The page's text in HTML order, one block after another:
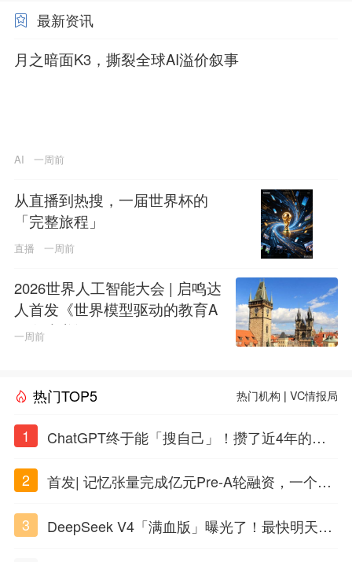
最新资讯
月之暗面K3，撕裂全球AI溢价叙事
AI 一周前
从直播到热搜，一届世界杯的
「完整旅程」
直播 一周前
2026世界人工智能大会 | 启鸣达
人首发《世界模型驱动的教育A
GI白皮书》
一周前
热门TOP5 热门机构 |VC情报局
1
ChatGPT终于能「搜自己」！攒了近4年的对
2
首发| 记忆张量完成亿元Pre-A轮融资，一个上
3
DeepSeek V4「满血版」曝光了！最快明天发